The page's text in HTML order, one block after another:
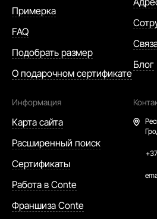
Примерка
FAQ
Подобрать размер
О подарочном сертификате
Блог
Информация
Карта сайта
Расширенный поиск
Сертификаты
Работа в Conte
Франшиза Conte